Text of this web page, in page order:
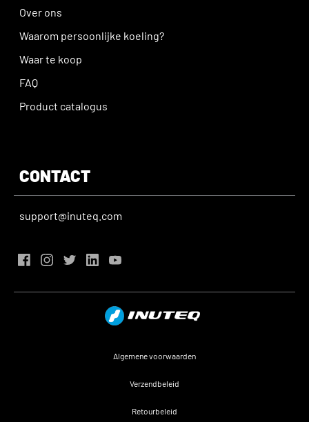
Over ons
Waarom persoonlijke koeling?
Waar te koop
FAQ
Product catalogus
CONTACT
support@inuteq.com
Algemene voorwaarden
Verzendbeleid
Retourbeleid